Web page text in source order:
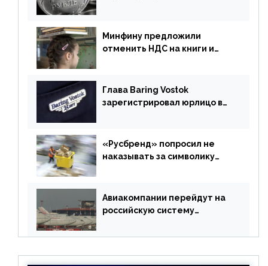
Минфину предложили
отменить НДС на книги и
Глава Baring Vostok
зарегистрировал юрлицо в
«Русбренд» попросил не
наказывать за символику
Авиакомпании перейдут на
российскую систему